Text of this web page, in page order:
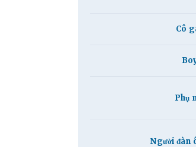
Cô
Phụ
Người đàn